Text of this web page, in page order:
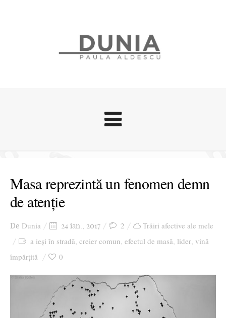
Stari afective
Zice Dunia
Cursuri povestite
Ziua culorii
Masa reprezintă un fenomen demn
de atenție
De Dunia 24 ian., 2017 2
Trăiri afective ale mele
a ieși în stradă, creier comun, efectul de masă, lider, vină
împărțită
0